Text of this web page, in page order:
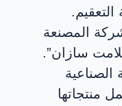
المصنعة
سازان”.
منتجاتها